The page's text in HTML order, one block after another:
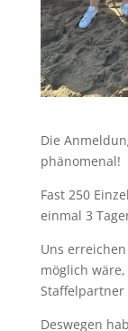
Die
phänomenal!
Fast 250
einmal 3
Uns
möglich
Deswegen